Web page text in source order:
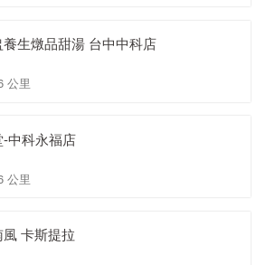
養生燉品甜湯 台中中科店
公里
中科永福店
公里
卡斯提拉